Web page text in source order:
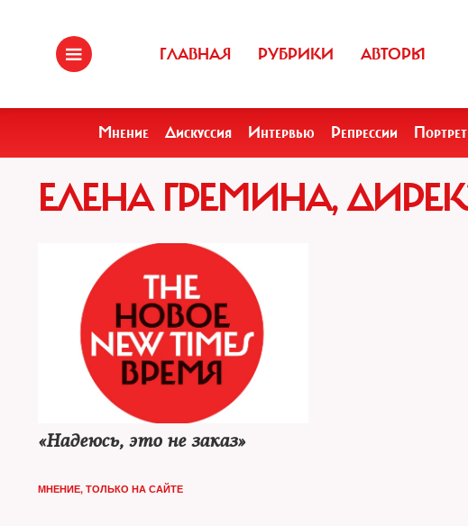
ГЛАВНАЯ РУБРИКИ АВТОРЫ
Мнение Дискуссия Интервью Репрессии Портрет
ЕЛЕНА ГРЕМИНА,
«Надеюсь, это не заказ»
МНЕНИЕ, ТОЛЬКО НА САЙТЕ